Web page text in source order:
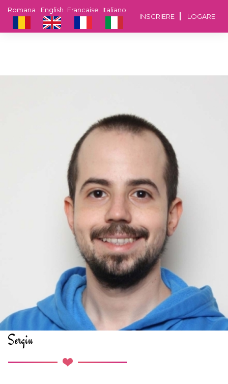
INSCRIERE LOGARE
Italiano
Francaise
English
Romana
Sergiu